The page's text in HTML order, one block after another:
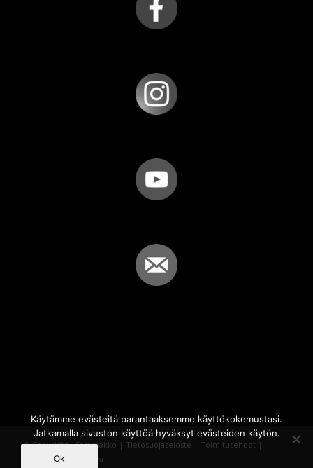
© Copyright - Sammakko | Tietosuojaseloste | Toimitusehdot |
Powered by
iQWebbi
Käytämme evästeitä parantaaksemme käyttökokemustasi.
Jatkamalla sivuston käyttöä hyväksyt evästeiden käytön.
Ok